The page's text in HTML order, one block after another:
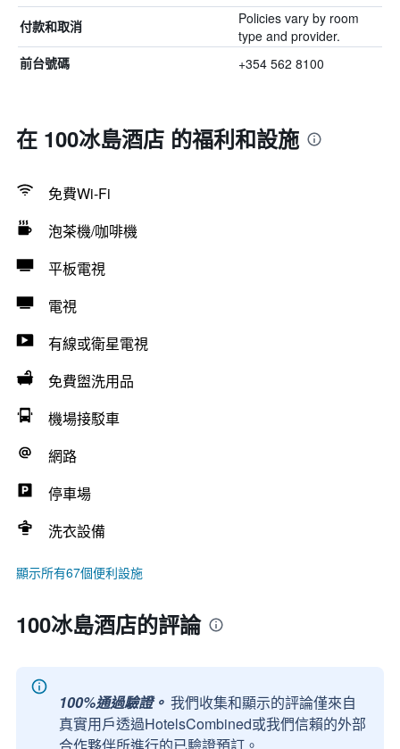
付款和取消
Policies vary by room
type and provider.
前台號碼 +354 562 8100
在 100冰島酒店 的福利和設施
免費Wi-Fi
泡茶機/咖啡機
平板電視
電視
有線或衛星電視
免費盥洗用品
機場接駁車
網路
停車場
洗衣設備
顯示所有67個便利設施
100冰島酒店的評論
100%通過驗證。 我們收集和顯示的評論僅來自
真實用戶透過HotelsCombined或我們信賴的外部